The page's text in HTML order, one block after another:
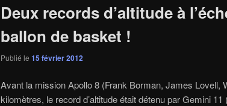
Deux records d’altitude à
ballon de basket !
Publié le 15 février 2012
Avant la mission Apollo 8 (Frank Borman, James Lovell,
kilomètres, le record d’altitude était détenu par Gemini